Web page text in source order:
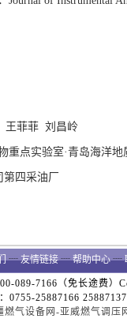
王菲菲 刘昌岭
重点实验室·青岛海洋地
四采油厂
┈友情链接┈帮助中心┈
089-7166（免长途费
0755-25887166
燃气设备网-亚威燃气调压